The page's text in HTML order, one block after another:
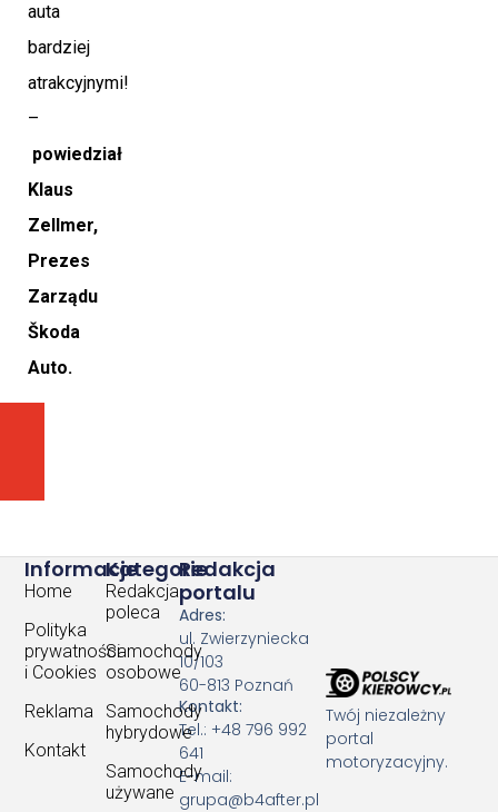
auta
bardziej
atrakcyjnymi!
–
powiedział
Klaus
Zellmer,
Prezes
Zarządu
Škoda
Auto.
Twój niezależny
portal
motoryzacyjny.
Kategorie
Redakcja
poleca
Samochody
osobowe
Samochody
hybrydowe
Samochody
używane
Informacje
Home
Polityka
prywatności
i Cookies
Reklama
Kontakt
Redakcja
portalu
Adres:
ul. Zwierzyniecka
10/103
60-813 Poznań
Kontakt:
Tel.: +48 796 992
641
E-mail:
grupa@b4after.pl